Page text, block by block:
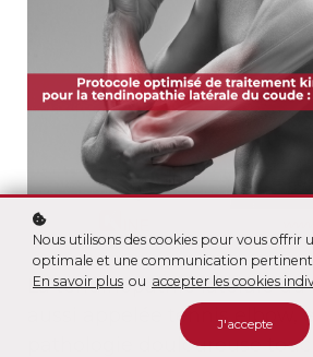
La tendinopathie latérale du
aussi appelée tennis elbow,
pathologie douloureuse
Nous utilisons des cookies pour vous offrir
optimale et une communication
En savoir plus ou accepter les cookies
J'accepte